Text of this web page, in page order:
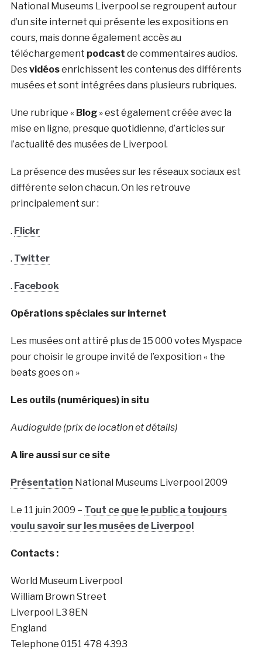
National Museums Liverpool se regroupent autour
d’un site internet qui présente les expositions en
cours, mais donne également accès au
téléchargement podcast de commentaires audios.
Desvidéosenrichissent les contenus des différents
musées et sont intégrées dans plusieurs rubriques.
Une rubrique « Blog» est également créée avec la
mise en ligne, presque quotidienne, d’articles sur
l’actualité des musées de Liverpool.
La présence des musées sur les réseaux sociaux est
différente selon chacun. On les retrouve
principalement sur :
. Flickr
. Twitter
. Facebook
Opérations spéciales sur internet
Les musées ont attiré plus de 15 000 votes Myspace
pour choisir le groupe invité de l’exposition « the
beats goes on »
Les outils (numériques) in situ
Audioguide (prix de location et détails)
A lire aussi sur ce site
Présentation National Museums Liverpool 2009
Le 11 juin 2009 – Tout ce que le public a toujours
voulu savoir sur les musées de Liverpool
Contacts :
World Museum Liverpool
William Brown Street
Liverpool L3 8EN
England
Telephone 0151 478 4393